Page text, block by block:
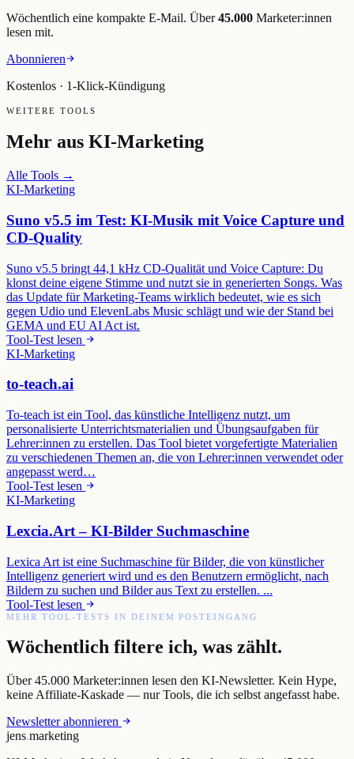
Wöchentlich eine kompakte E-Mail. Über 45.000 Marketer:innen
lesen mit.
Abonnieren
Kostenlos · 1-Klick-Kündigung
WEITERE TOOLS
Mehr aus KI-Marketing
Alle Tools →
KI-Marketing
Suno v5.5 im Test: KI-Musik mit Voice Capture und
CD-Quality
Suno v5.5 bringt 44,1 kHz CD-Qualität und Voice Capture: Du
klonst deine eigene Stimme und nutzt sie in generierten Songs. Was
das Update für Marketing-Teams wirklich bedeutet, wie es sich
gegen Udio und ElevenLabs Music schlägt und wie der Stand bei
GEMA und EU AI Act ist.
Tool-Test lesen
KI-Marketing
to-teach.ai
To-teach ist ein Tool, das künstliche Intelligenz nutzt, um
personalisierte Unterrichtsmaterialien und Übungsaufgaben für
Lehrer:innen zu erstellen. Das Tool bietet vorgefertigte Materialien
zu verschiedenen Themen an, die von Lehrer:innen verwendet oder
angepasst werd…
Tool-Test lesen
KI-Marketing
Lexcia.Art – KI-Bilder Suchmaschine
Lexica Art ist eine Suchmaschine für Bilder, die von künstlicher
Intelligenz generiert wird und es den Benutzern ermöglicht, nach
Bildern zu suchen und Bilder aus Text zu erstellen. ...
Tool-Test lesen
MEHR TOOL-TESTS IN DEINEM POSTEINGANG
Wöchentlich filtere ich, was zählt.
Über 45.000 Marketer:innen lesen den KI-Newsletter. Kein Hype,
keine Affiliate-Kaskade — nur Tools, die ich selbst angefasst habe.
Newsletter abonnieren
jens.marketing